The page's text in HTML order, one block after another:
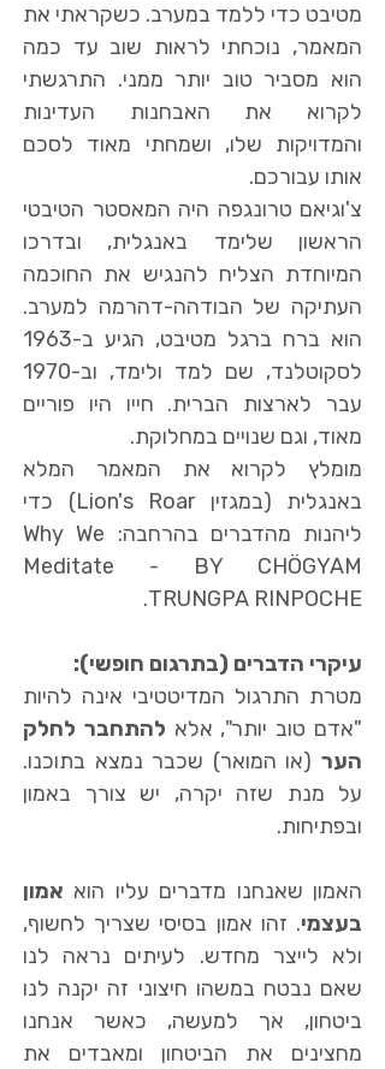
מטיבט כדי ללמד במערב. כשקראתי את
המאמר, נוכחתי לראות שוב עד כמה
הוא מסביר טוב יותר ממני. התרגשתי
לקרוא את האבחנות העדינות
והמדויקות שלו, ושמחתי מאוד לסכם
אותו עבורכם.
צ'וגיאם טרונגפה היה המאסטר הטיבטי
הראשון שלימד באנגלית, ובדרכו
המיוחדת הצליח להנגיש את החוכמה
העתיקה של הבודהה-דהרמה למערב.
הוא ברח ברגל מטיבט, הגיע ב-1963
לסקוטלנד, שם למד ולימד, וב-1970
עבר לארצות הברית. חייו היו פוריים
מאוד, וגם שנויים במחלוקת.
מומלץ לקרוא את המאמר המלא
באנגלית (במגזין Lion's Roar) כדי
ליהנות מהדברים בהרחבה: Why We
Meditate - BY CHÖGYAM
TRUNGPA RINPOCHE.
עיקרי הדברים (בתרגום חופשי):
מטרת התרגול המדיטטיבי אינה להיות
"אדם טוב יותר", אלא להתחבר לחלק
הער (או המואר) שכבר נמצא בתוכנו.
על מנת שזה יקרה, יש צורך באמון
ובפתיחות.
האמון שאנחנו מדברים עליו הוא אמון
בעצמי. זהו אמון בסיסי שצריך לחשוף,
ולא לייצר מחדש. לעיתים נראה לנו
שאם נבטח במשהו חיצוני זה יקנה לנו
ביטחון, אך למעשה, כאשר אנחנו
מחצינים את הביטחון ומאבדים את